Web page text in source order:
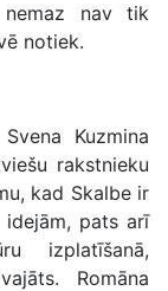
nemaz nav tik
notiek.
Kuzmina
rakstnieku
kad Skalbe ir
idejām, pats arī
izplatīšanā,
Romāna